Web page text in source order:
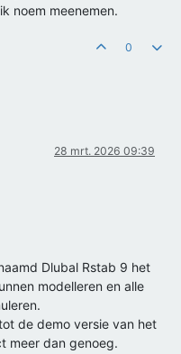
noem meenemen.
0
28 mrt. 2026 09:39
Dlubal Rstab 9 het
modelleren en alle
de demo versie van het
meer dan genoeg.